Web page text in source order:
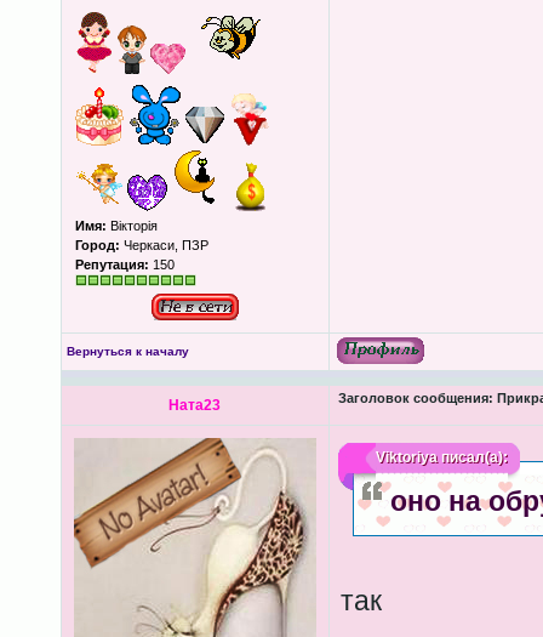
Имя: Вікторія
Город: Черкаси, ПЗР
Репутация: 150
Вернуться к началу
Ната23 Заголовок сообщения:
Viktoriyaписал(а):
оно на
так